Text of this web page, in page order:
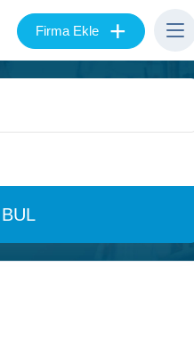
Firma Ekle +
BUL